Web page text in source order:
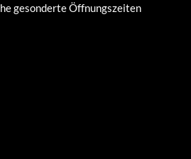
gesonderte Öffnungszeiten